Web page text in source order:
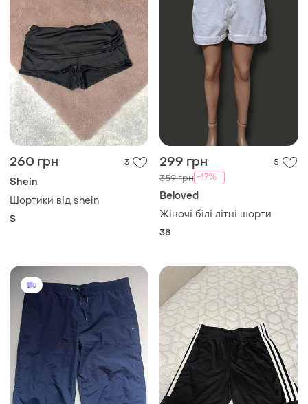
260 грн 3
Shein
Шортики від shein
S
299 грн 5
359 грн -17%
Beloved
Жіночі білі літні шорти
38